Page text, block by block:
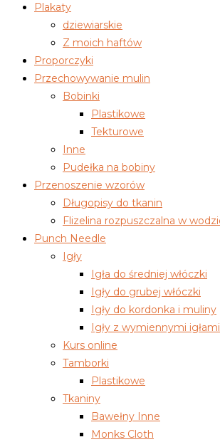
Plakaty
dziewiarskie
Z moich haftów
Proporczyki
Przechowywanie mulin
Bobinki
Plastikowe
Tekturowe
Inne
Pudełka na bobiny
Przenoszenie wzorów
Długopisy do tkanin
Flizelina rozpuszczalna w
Punch Needle
Igły
Igła do średniej włóczki
Igły do grubej włóczki
Igły do kordonka i muliny
Igły z wymiennymi igłami
Kurs online
Tamborki
Plastikowe
Tkaniny
Bawełny Inne
Monks Cloth